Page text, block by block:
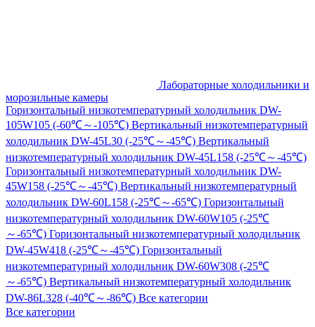
Лабораторные холодильники и
морозильные камеры
Горизонтальный низкотемпературный холодильник DW-
105W105 (-60℃～-105℃) Вертикальный низкотемпературный
холодильник DW-45L30 (-25℃～-45℃) Вертикальный
низкотемпературный холодильник DW-45L158 (-25℃～-45℃)
Горизонтальный низкотемпературный холодильник DW-
45W158 (-25℃～-45℃) Вертикальный низкотемпературный
холодильник DW-60L158 (-25℃～-65℃) Горизонтальный
низкотемпературный холодильник DW-60W105 (-25℃
～-65℃) Горизонтальный низкотемпературный холодильник
DW-45W418 (-25℃～-45℃) Горизонтальный
низкотемпературный холодильник DW-60W308 (-25℃
～-65℃) Вертикальный низкотемпературный холодильник
DW-86L328 (-40℃～-86℃) Все категории
Все категории